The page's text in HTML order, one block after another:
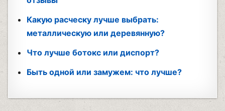
Какую расческу лучше выбрать:
металлическую или деревянную?
Что лучше ботокс или диспорт?
Быть одной или замужем: что лучше?